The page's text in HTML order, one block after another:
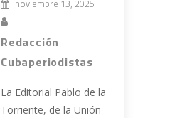
noviembre 13, 2025
Redacción
Cubaperiodistas
La Editorial Pablo de la
Torriente, de la Unión